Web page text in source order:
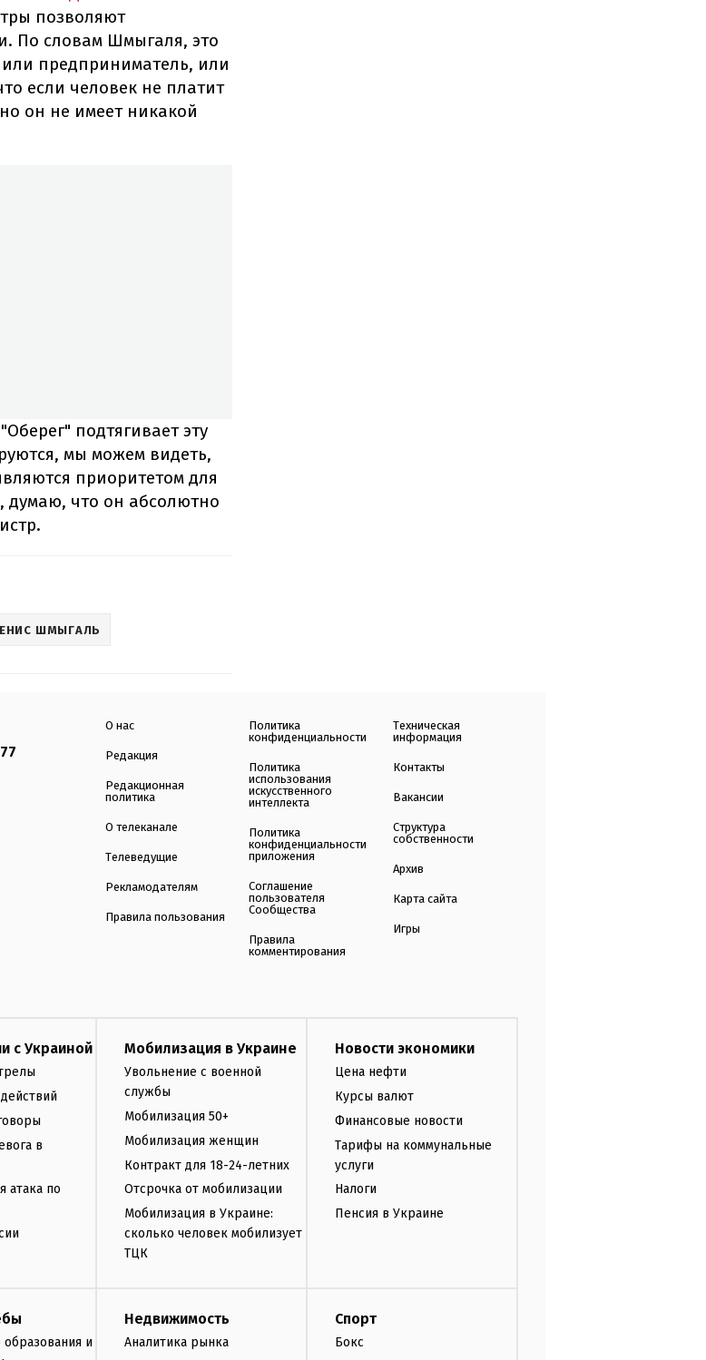
позволяют
По словам Шмыгаля, это
предприниматель, или
если человек не платит
он не имеет никакой
подтягивает эту
мы можем видеть,
приоритетом для
что он абсолютно
ШМЫГАЛЬ
О нас
Редакция
Редакционная
политика
О телеканале
Телеведущие
Рекламодателям
Правила пользования
Политика
конфиденциальности
Политика
использования
искусственного
интеллекта
Политика
конфиденциальности
приложения
Соглашение
пользователя
Сообщества
Правила
комментирования
Техническая
информация
Контакты
Вакансии
Структура
собственности
Архив
Карта сайта
Игры
с Украиной
в
атака по
Мобилизация в Украине
Увольнение с военной
службы
Мобилизация 50+
Мобилизация женщин
Контракт для 18-24-летних
Отсрочка от мобилизации
Мобилизация в Украине:
сколько человек мобилизует
ТЦК
Новости экономики
Цена нефти
Курсы валют
Финансовые новости
Тарифы на коммунальные
услуги
Налоги
Пенсия в Украине
и
Недвижимость
Аналитика рынка
Спорт
Бокс